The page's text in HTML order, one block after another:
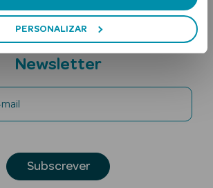
PERSONALIZAR
Subscreva a
Newsletter
Subscrever